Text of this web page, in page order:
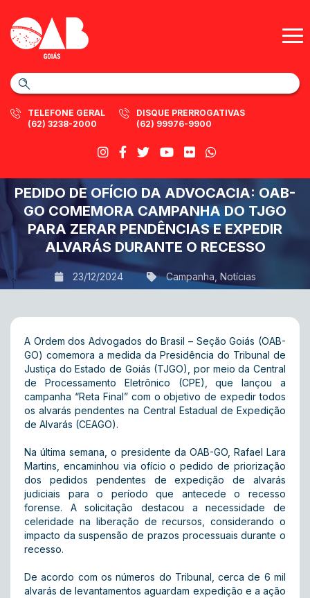
TELEFONE GERAL
(62) 3238-2000
DISQUE PRERROGATIVAS
(62) 99976-9900
PEDIDO DE OFÍCIO DA ADVOCACIA: OAB-
GO COMEMORA CAMPANHA DO TJGO
PARA ZERAR PENDÊNCIAS E EXPEDIR
ALVARÁS DURANTE O RECESSO
23/12/2024 Campanha Notícias
A Ordem dos Advogados do Brasil – Seção Goiás (OAB-
GO) comemora a medida da Presidência do Tribunal de
Justiça do Estado de Goiás (TJGO), por meio da Central
de Processamento Eletrônico (CPE), que lançou a
campanha “Reta Final” com o objetivo de expedir todos
os alvarás pendentes na Central Estadual de Expedição
de Alvarás (CEAGO).
Na última semana, o presidente da OAB-GO, Rafael Lara
Martins, encaminhou via ofício o pedido de priorização
dos pedidos pendentes de expedição de alvarás
judiciais para o período que antecede o recesso
forense. A solicitação destacou a necessidade de
celeridade na liberação de recursos, considerando o
impacto da suspensão de prazos processuais durante o
recesso.
De acordo com os números do Tribunal, cerca de 6 mil
alvarás de levantamentos aguardam expedição e a ação